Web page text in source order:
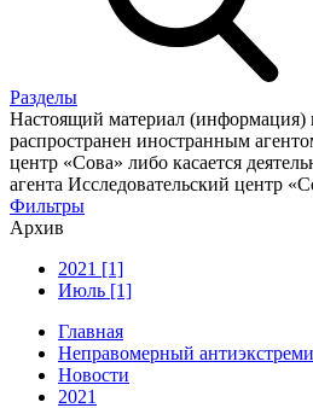
Разделы
Настоящий материал (информация)
распространен иностранным
центр «Сова» либо касается
агента Исследовательский центр
Фильтры
Архив
2021 [1]
Июль [1]
Главная
Неправомерный
Новости
2021